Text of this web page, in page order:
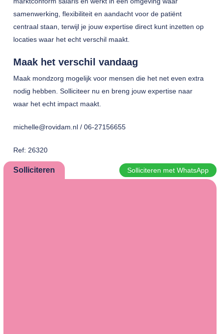
samenwerking, flexibiliteit en aandacht voor de patiënt
centraal staan, terwijl je jouw expertise direct kunt inzetten op
locaties waar het echt verschil maakt.
Maak het verschil vandaag
Maak mondzorg mogelijk voor mensen die het net even extra
nodig hebben. Solliciteer nu en breng jouw expertise naar
waar het echt impact maakt.
michelle@rovidam.nl / 06-27156655
Ref: 26320
Solliciteren Solliciteren met WhatsApp